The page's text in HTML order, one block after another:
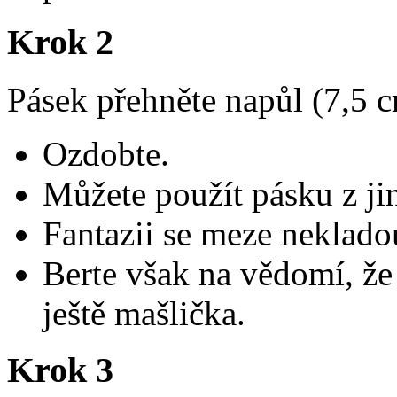
Krok 2
Pásek přehněte napůl (7,5
Ozdobte.
Můžete použít pásku z
Fantazii se meze
Berte však na vědomí,
ještě mašlička.
Krok 3